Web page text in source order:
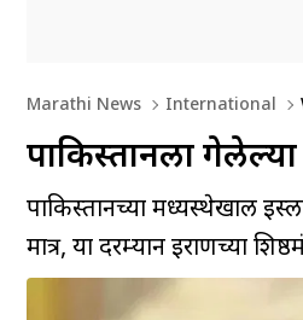
Marathi News International
पाकिस्तानला गेलेल्या
पाकिस्तानच्या मध्यस्थेखाली
मात्र, या दरम्यान इराणच्या